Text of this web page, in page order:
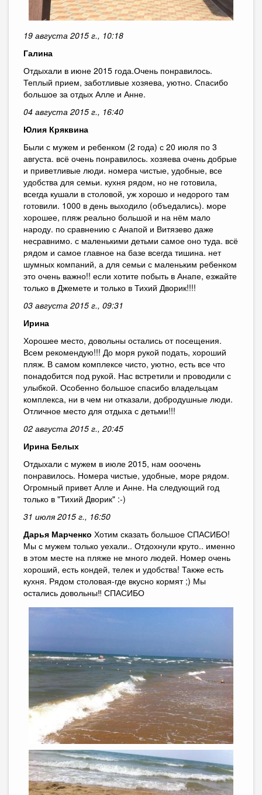
19 августа 2015 г., 10:18
Галина
Отдыхали в июне 2015 года.Очень понравилось.
Теплый прием, заботливые хозяева, уютно. Спасибо
большое за отдых Алле и Анне.
04 августа 2015 г., 16:40
Юлия Кряквина
Были с мужем и ребенком (2 года) с 20 июля по 3
августа. всё очень понравилось. хозяева очень добрые
и приветливые люди. номера чистые, удобные, все
удобства для семьи. кухня рядом, но не готовила,
всегда кушали в столовой, уж хорошо и недорого там
готовили. 1000 в день выходило (объедались). море
хорошее, пляж реально большой и на нём мало
народу. по сравнению с Анапой и Витязево даже
несравнимо. с маленькими детьми самое оно туда. всё
рядом и самое главное на базе всегда тишина. нет
шумных компаний, а для семьи с маленьким ребенком
это очень важно!! если хотите побыть в Анапе, езжайте
только в Джемете и только в Тихий Дворик!!!!
03 августа 2015 г., 09:31
Ирина
Хорошее место, довольны остались от посещения.
Всем рекомендую!!! До моря рукой подать, хороший
пляж. В самом комплексе чисто, уютно, есть все что
понадобится под рукой. Нас встретили и проводили с
улыбкой. Особенно большое спасибо владельцам
комплекса, ни в чем ни отказали, добродушные люди.
Отличное место для отдыха с детьми!!!
02 августа 2015 г., 20:45
Ирина Белых
Отдыхали с мужем в июле 2015, нам ооочень
понравилось. Номера чистые, удобные, море рядом.
Огромный привет Алле и Анне. На следующий год
только в "Тихий Дворик" :-)
31 июля 2015 г., 16:50
Дарья Марченко Хотим сказать большое СПАСИБО!
Мы с мужем только уехали.. Отдохнули круто.. именно
в этом месте на пляже не много людей. Номер очень
хороший, есть кондей, телек и удобства! Также есть
кухня. Рядом столовая-где вкусно кормят ;) Мы
остались довольны‼ СПАСИБО